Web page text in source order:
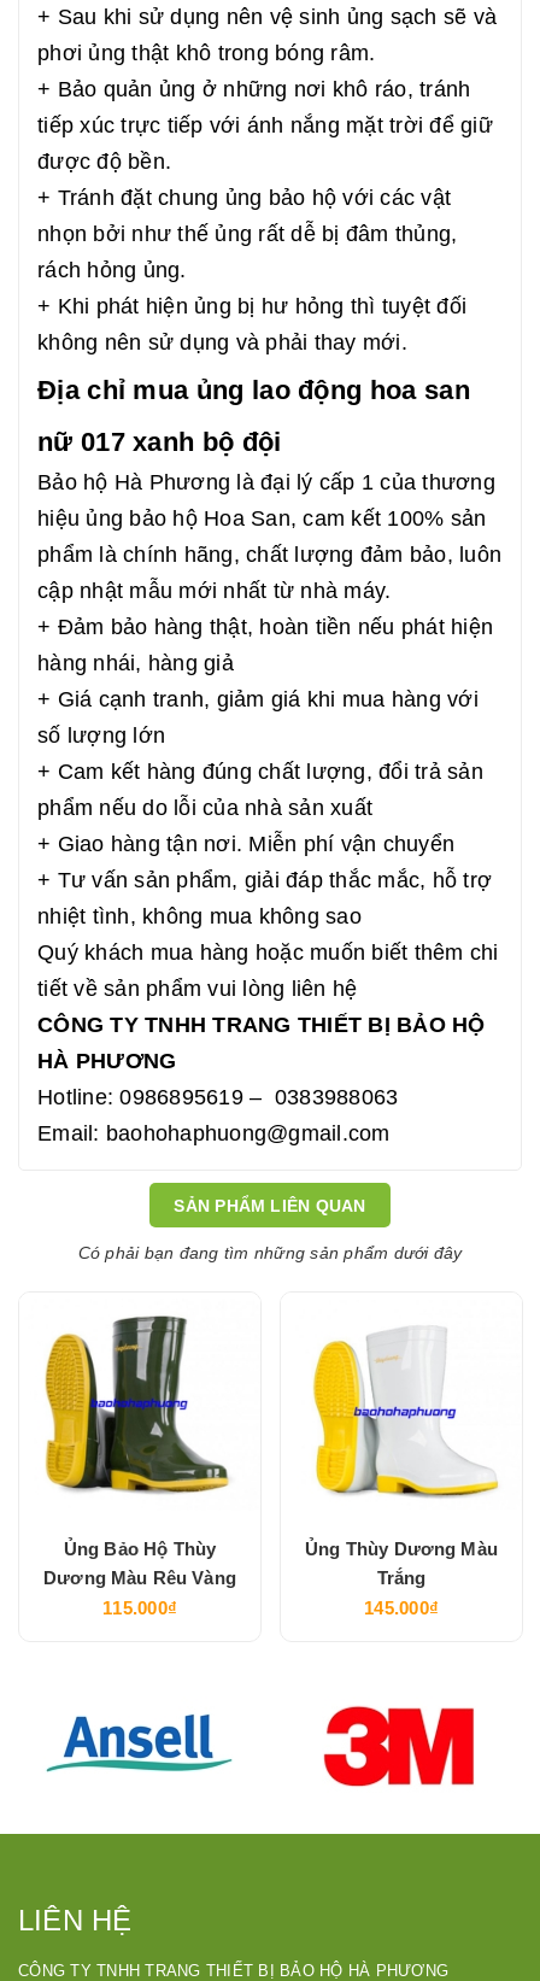
+ Sau khi sử dụng nên vệ sinh ủng sạch sẽ và
phơi ủng thật khô trong bóng râm.
+ Bảo quản ủng ở những nơi khô ráo, tránh
tiếp xúc trực tiếp với ánh nắng mặt trời để giữ
được độ bền.
+ Tránh đặt chung ủng bảo hộ với các vật
nhọn bởi như thế ủng rất dễ bị đâm thủng,
rách hỏng ủng.
+ Khi phát hiện ủng bị hư hỏng thì tuyệt đối
không nên sử dụng và phải thay mới.
Địa chỉ mua ủng lao động hoa san
nữ 017 xanh bộ đội
Bảo hộ Hà Phương là đại lý cấp 1 của thương
hiệu ủng bảo hộ Hoa San, cam kết 100% sản
phẩm là chính hãng, chất lượng đảm bảo, luôn
cập nhật mẫu mới nhất từ nhà máy.
+ Đảm bảo hàng thật, hoàn tiền nếu phát hiện
hàng nhái, hàng giả
+ Giá cạnh tranh, giảm giá khi mua hàng với
số lượng lớn
+ Cam kết hàng đúng chất lượng, đổi trả sản
phẩm nếu do lỗi của nhà sản xuất
+ Giao hàng tận nơi. Miễn phí vận chuyển
+ Tư vấn sản phẩm, giải đáp thắc mắc, hỗ trợ
nhiệt tình, không mua không sao
Quý khách mua hàng hoặc muốn biết thêm chi
tiết về sản phẩm vui lòng liên hệ
CÔNG TY TNHH TRANG THIẾT BỊ BẢO HỘ
HÀ PHƯƠNG
Hotline: 0986895619 – 0383988063
Email: baohohaphuong@gmail.com
SẢN PHẨM LIÊN QUAN
Có phải bạn đang tìm những sản phẩm dưới đây
Ủng Bảo Hộ Thùy
Dương Màu Rêu Vàng
115.000₫
Ủng Thùy Dương Màu
Trắng
145.000₫
LIÊN HỆ
CÔNG TY TNHH TRANG THIẾT BỊ BẢO HỘ HÀ PHƯƠNG